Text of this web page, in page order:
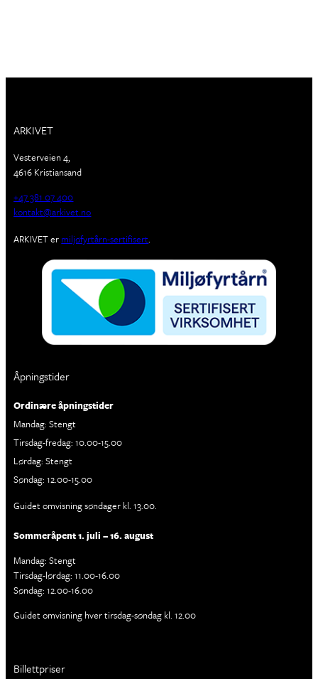
ARKIVET
Vesterveien 4,
4616 Kristiansand
+47 381 07 400
kontakt@arkivet.no
ARKIVET er miljøfyrtårn-sertifisert.
Åpningstider
Ordinære åpningstider
Mandag: Stengt
Tirsdag-fredag: 10.00-15.00
Lørdag: Stengt
Søndag: 12.00-15.00
Guidet omvisning søndager kl. 13.00.
Sommeråpent 1. juli – 16. august
Mandag: Stengt
Tirsdag-lørdag: 11.00-16.00
Søndag: 12.00-16.00
Guidet omvisning hver tirsdag-søndag kl. 12.00
Billettpriser